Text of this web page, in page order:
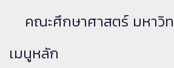
คณะศึกษาศาสตร์ มหาวิ
เมนูหลัก